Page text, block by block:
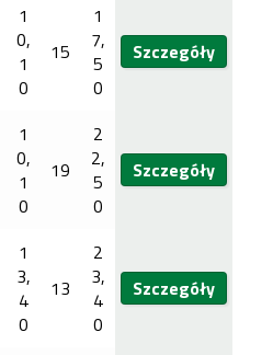
1
0,
1
0
15
1
7,
5
0
Szczegóły
1
0,
1
0
19
2
2,
5
0
Szczegóły
1
3,
4
0
13
2
3,
4
0
Szczegóły